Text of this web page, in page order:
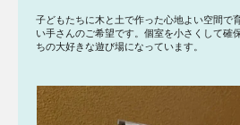
子どもたちに木と土で作った心地よい空間で
い手さんのご希望です。個室を小さくして確
ちの大好きな遊び場になっています。